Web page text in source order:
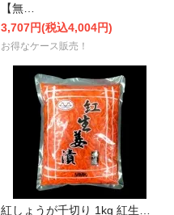
【無…
3,707円(税込4,004円)
お得なケース販売！
紅しょうが千切り 1kg 紅生…